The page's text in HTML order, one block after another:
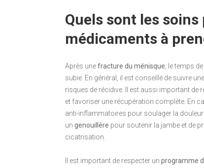
Quels sont les
médicaments à
Après unefracture du ménisque, le temps
subie. En général, il est conseillé de suivre
risques de récidive. Il est aussi important
et favoriser une récupération complète. En
anti-inflammatoires pour soulager la
un genouillère pour soutenir la jambe et de
cicatrisation.
Il est important de respecter un programme